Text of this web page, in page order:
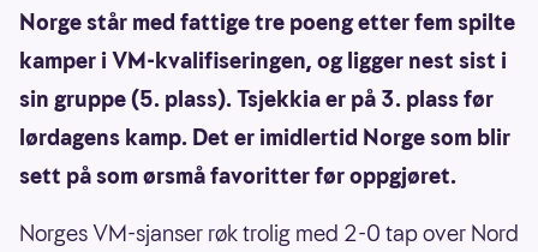
Norge står med fattige tre poeng etter fem spilte
kamper i VM-kvalifiseringen, og ligger nest sist i
sin gruppe (5. plass). Tsjekkia er på 3. plass før
lørdagens kamp. Det er imidlertid Norge som blir
sett på som ørsmå favoritter før oppgjøret.
Norges VM-sjanser røk trolig med 2-0 tap over Nord